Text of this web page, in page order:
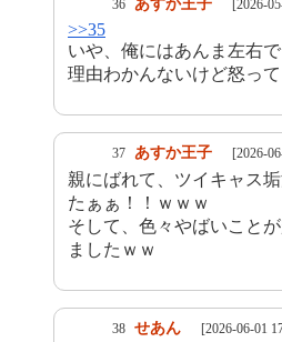
36 あすか王子 [2026-
>>35
いや、俺にはあんま左右で
理由わかんないけど怒って
37 あすか王子 [2026-
親にばれて、ツイキャス
たぁぁ！！ｗｗｗ
そして、色々やばいこと
ましたｗｗ
38 せあん [2026-06-01